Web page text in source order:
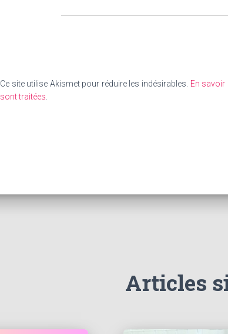
Ce site utilise Akismet pour réduire les indésirables. En
sont traitées
Articles